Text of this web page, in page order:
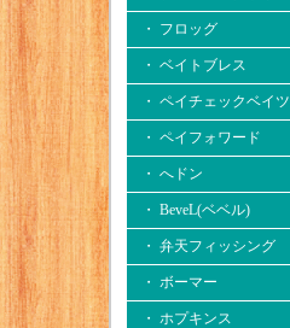
・ フロッグ
・ ベイトブレス
・ ペイチェックベイツ
・ ペイフォワード
・ へドン
・ BeveL(ベベル)
・ 弁天フィッシング
・ ボーマー
・ ホプキンス